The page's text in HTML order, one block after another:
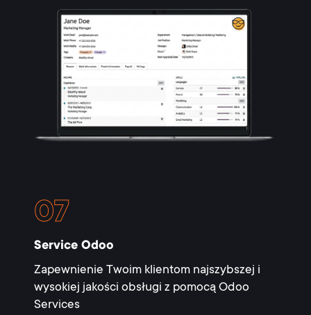
Service Odoo
Zapewnienie Twoim klientom najszybszej i
wysokiej jakości obsługi z pomocą Odoo
Services